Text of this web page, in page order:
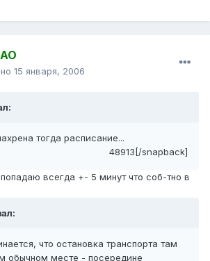
15 января, 2006
тогда расписание...
48913[/snapback]
всегда +- 5 минут что соб-тно в
что остановка транспорта там
обычном месте - посередине